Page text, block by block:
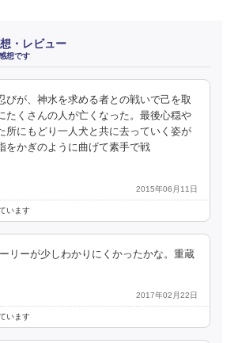
・レビュー
想です
びが、神水を求める者との戦いで己を取
たくさんの人が亡くなった。最後心穏や
所にもどり一人犬と共に去っていく姿が
をかぎのように曲げて素手で戦
2015年06月11日
います
ーが少しわかりにくかったかな。重蔵
2017年02月22日
います